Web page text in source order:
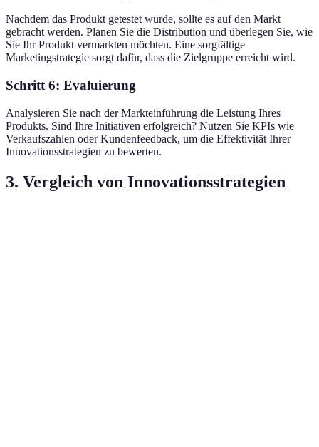
Nachdem das Produkt getestet wurde, sollte es auf den Markt
gebracht werden. Planen Sie die Distribution und überlegen Sie, wie
Sie Ihr Produkt vermarkten möchten. Eine sorgfältige
Marketingstrategie sorgt dafür, dass die Zielgruppe erreicht wird.
Schritt 6: Evaluierung
Analysieren Sie nach der Markteinführung die Leistung Ihres
Produkts. Sind Ihre Initiativen erfolgreich? Nutzen Sie KPIs wie
Verkaufszahlen oder Kundenfeedback, um die Effektivität Ihrer
Innovationsstrategien zu bewerten.
3. Vergleich von Innovationsstrategien